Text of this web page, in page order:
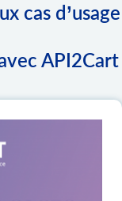
cas d’usage
API2Cart